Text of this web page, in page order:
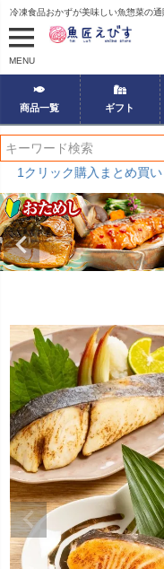
冷凍食品おかずが美味しい魚惣菜の
MENU
商品一覧 ギフト
ク購入まとめ買い お世